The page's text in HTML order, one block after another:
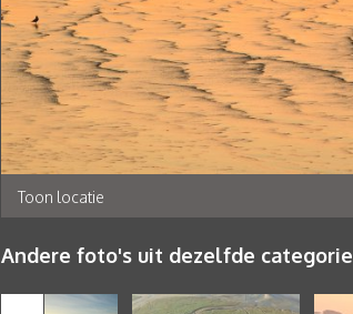
Toon locatie
Andere foto's uit dezelfde categorie